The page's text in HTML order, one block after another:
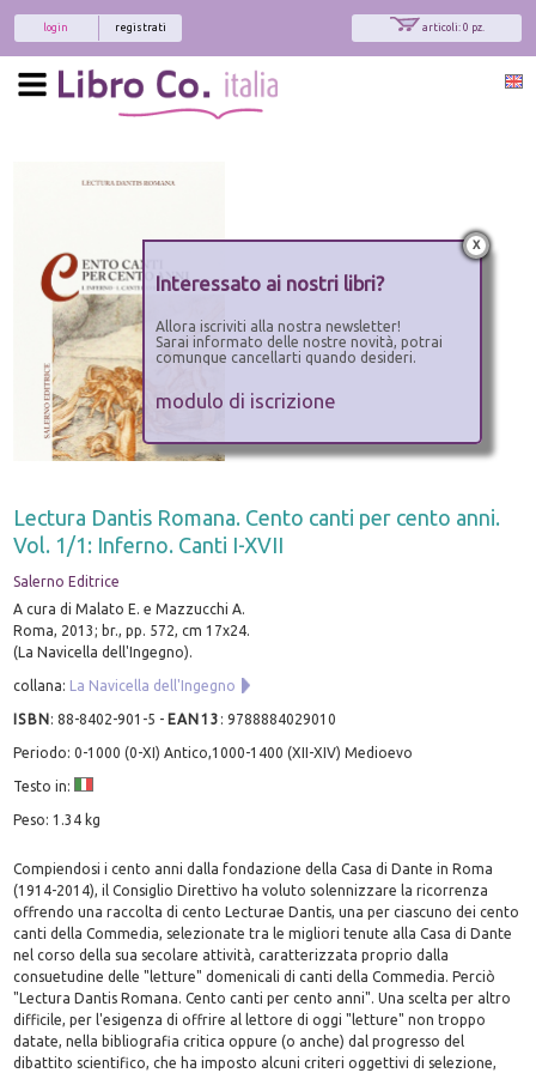
articoli: 0 pz.
registrati
login
Lectura Dantis Romana. Cento canti per cento anni.
Vol. 1/1: Inferno. Canti I-XVII
Salerno Editrice
A cura di Malato E. e Mazzucchi A.
Roma, 2013; br., pp. 572, cm 17x24.
(La Navicella dell'Ingegno).
collana: La Navicella dell'Ingegno
ISBN:88-8402-901-5 - EAN13 :9788884029010
Periodo: 0-1000 (0-XI) Antico,1000-1400 (XII-XIV) Medioevo
Testo in:
Peso: 1.34 kg
Compiendosi i cento anni dalla fondazione della Casa di Dante in Roma
(1914-2014), il Consiglio Direttivo ha voluto solennizzare la ricorrenza
offrendo una raccolta di cento Lecturae Dantis, una per ciascuno dei cento
canti della Commedia, selezionate tra le migliori tenute alla Casa di Dante
nel corso della sua secolare attività, caratterizzata proprio dalla
consuetudine delle "letture" domenicali di canti della Commedia. Perciò
"Lectura Dantis Romana. Cento canti per cento anni". Una scelta per altro
difficile, per l'esigenza di offrire al lettore di oggi "letture" non troppo
datate, nella bibliografia critica oppure (o anche) dal progresso del
dibattito scientifico, che ha imposto alcuni criteri oggettivi di selezione,
x
Interessato ai nostri libri?
Allora iscriviti alla nostra newsletter!
Sarai informato delle nostre novità, potrai
comunque cancellarti quando desideri.
modulo di iscrizione